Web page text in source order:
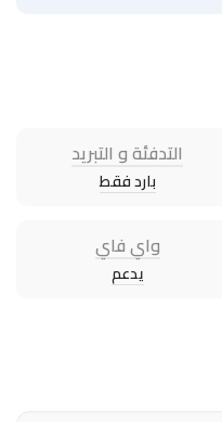
التدفئة و التبريد
بارد فقط
واي فاي
يدعم